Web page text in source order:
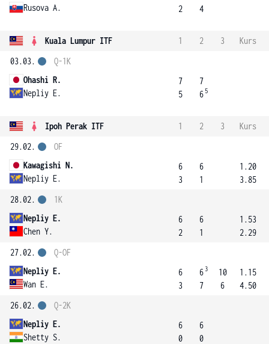
Rusova A.
2
4
Kuala Lumpur ITF 1 2 3
Kurs
03.03.
Ohashi R.
Nepliy E.
Q-1K
7
5
7
6 5
Ipoh Perak ITF 1 2 3
Kurs
29.02.
Kawagishi N.
Nepliy E.
OF
6
3
6
1
1.20
3.85
28.02.
Nepliy E.
Chen Y.
1K
6
2
6
1
1.53
2.29
27.02.
Nepliy E.
Wan E.
Q-OF
6
3
6 3
7
10
6
1.15
4.50
26.02.
Nepliy E.
Shetty S.
Q-2K
6
0
6
0